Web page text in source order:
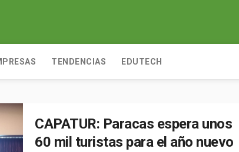
TENDENCIAS EDUTECH
CAPATUR: Paracas espera unos
60 mil turistas para el año nuevo